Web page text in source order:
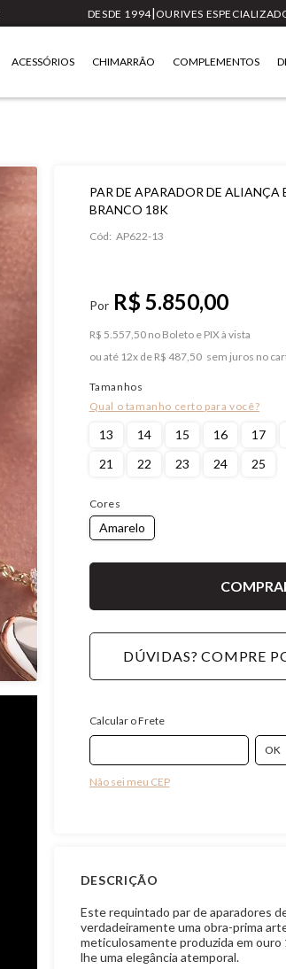
DESDE 1994| OURIVES
ACESSÓRIOS CHIMARRÃO COMPLEMENTOS
PAR DE APARADOR DE ALIANÇA
BRANCO 18K
Cód: AP622-13
R$ 5.850,00
R$ 5.557,50 no Boleto e PIX
ou
12xde R$ 487,50
Tamanhos
13 14 15 16 17
21
22 23 24 25
Cores
Amarelo
DÚVIDAS? COMPRE
Calcular o Frete
Não sei meu CEP
DESCRIÇÃO
Este requintado par de aparadores
verdadeiramente uma obra-prima
meticulosamente produzida em ouro
lhe uma elegância atemporal.